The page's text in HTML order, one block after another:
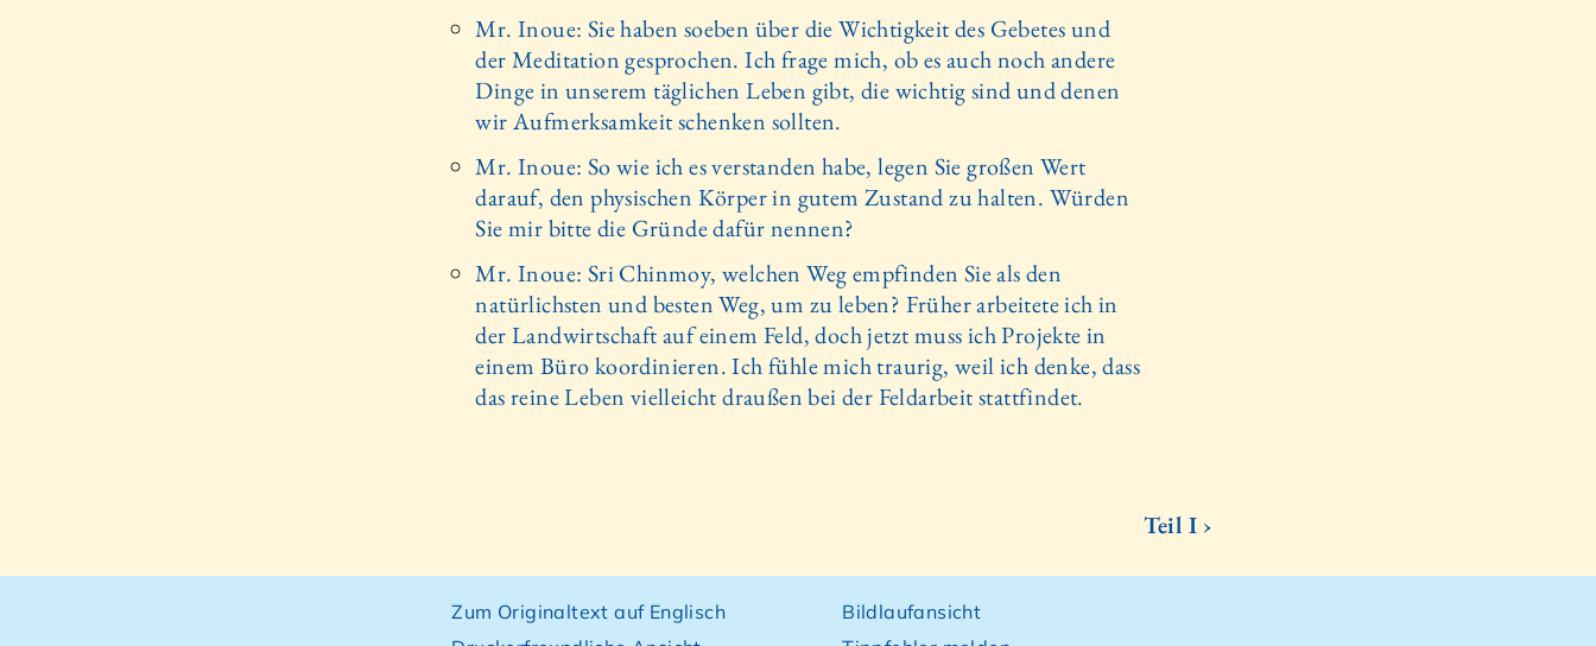
Mr. Inoue: Sie haben soeben über die Wichtigkeit des Gebetes und
der Meditation gesprochen. Ich frage mich, ob es auch noch andere
Dinge in unserem täglichen Leben gibt, die wichtig sind und denen
wir Aufmerksamkeit schenken sollten.
Mr. Inoue: So wie ich es verstanden habe, legen Sie großen Wert
darauf, den physischen Körper in gutem Zustand zu halten. Würden
Sie mir bitte die Gründe dafür nennen?
Mr. Inoue: Sri Chinmoy, welchen Weg empfinden Sie als den
natürlichsten und besten Weg, um zu leben? Früher arbeitete ich in
der Landwirtschaft auf einem Feld, doch jetzt muss ich Projekte in
einem Büro koordinieren. Ich fühle mich traurig, weil ich denke, dass
das reine Leben vielleicht draußen bei der Feldarbeit stattfindet.
Teil I ›
Zum Originaltext auf Englisch
Bildlaufansicht